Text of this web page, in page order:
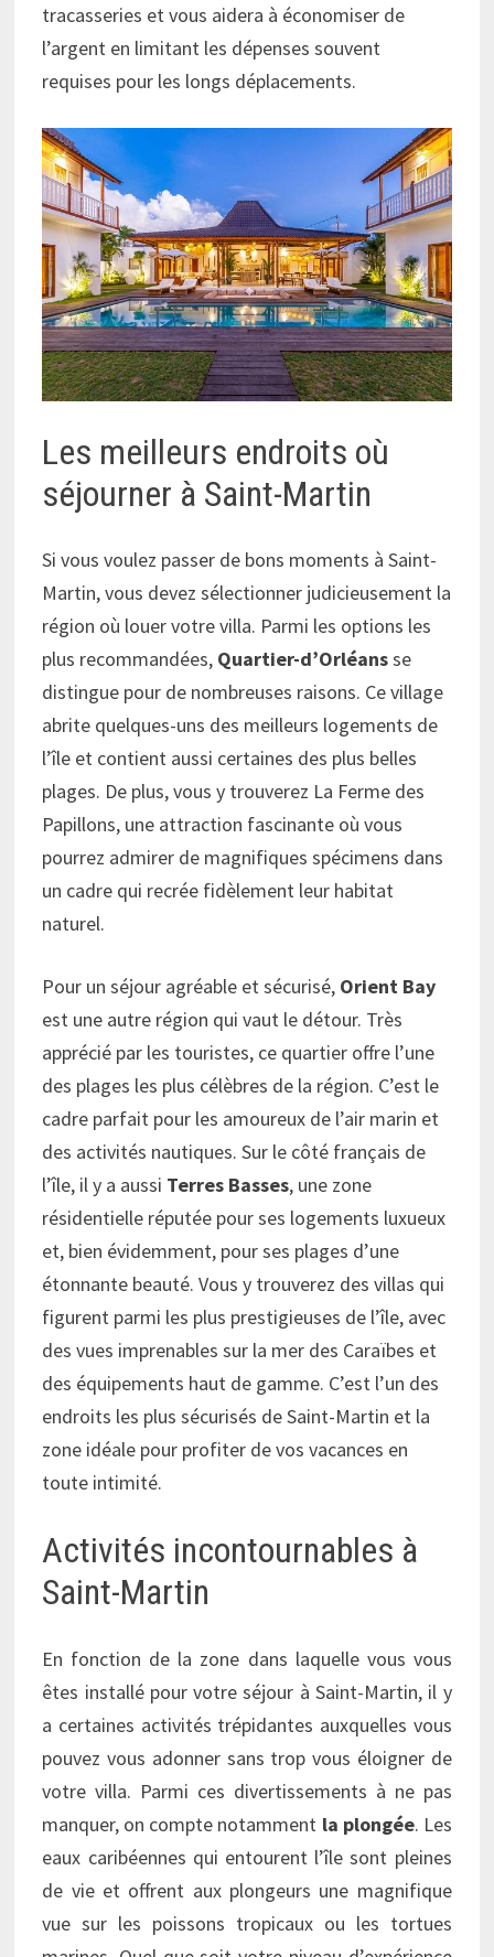
tracasseries et vous aidera à économiser de
l’argent en limitant les dépenses souvent
requises pour les longs déplacements.
Les meilleurs endroits où
séjourner à Saint-Martin
Si vous voulez passer de bons moments à Saint-
Martin, vous devez sélectionner judicieusement la
région où louer votre villa. Parmi les options les
plus recommandées, Quartier-d’Orléansse
distingue pour de nombreuses raisons. Ce village
abrite quelques-uns des meilleurs logements de
l’île et contient aussi certaines des plus belles
plages. De plus, vous y trouverez La Ferme des
Papillons, une attraction fascinante où vous
pourrez admirer de magnifiques spécimens dans
un cadre qui recrée fidèlement leur habitat
naturel.
Pour un séjour agréable et sécurisé, Orient Bay
est une autre région qui vaut le détour. Très
apprécié par les touristes, ce quartier offre l’une
des plages les plus célèbres de la région. C’est le
cadre parfait pour les amoureux de l’air marin et
des activités nautiques. Sur le côté français de
l’île, il y a aussi Terres Basses, une zone
résidentielle réputée pour ses logements luxueux
et, bien évidemment, pour ses plages d’une
étonnante beauté. Vous y trouverez des villas qui
figurent parmi les plus prestigieuses de l’île, avec
des vues imprenables sur la mer des Caraïbes et
des équipements haut de gamme. C’est l’un des
endroits les plus sécurisés de Saint-Martin et la
zone idéale pour profiter de vos vacances en
toute intimité.
Activités incontournables à
Saint-Martin
En fonction de la zone dans laquelle vous vous
êtes installé pour votre séjour à Saint-Martin, il y
a certaines activités trépidantes auxquelles vous
pouvez vous adonner sans trop vous éloigner de
votre villa. Parmi ces divertissements à ne pas
manquer, on compte notamment la plongée. Les
eaux caribéennes qui entourent l’île sont pleines
de vie et offrent aux plongeurs une magnifique
vue sur les poissons tropicaux ou les tortues